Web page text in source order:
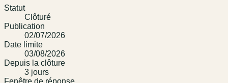
Statut
Clôturé
Publication
02/07/2026
Date limite
03/08/2026
Depuis la clôture
3 jours